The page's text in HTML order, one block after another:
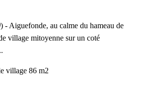
) - Aiguefonde, au calme du hameau de
village mitoyenne sur un coté
village 86 m2